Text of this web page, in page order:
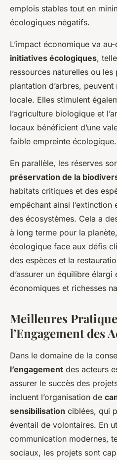
emplois stables tout en
écologiques négatifs.
L’impact économique va
initiatives écologiques,
ressources naturelles ou
plantation d’arbres, peuvent
locale. Elles stimulent
l’agriculture biologique et
locaux bénéficient d’une
faible empreinte écologique.
En parallèle, les réserves
préservation de la
habitats critiques et des
empêchant ainsi
des écosystèmes. Cela a
à long terme pour la
écologique face aux défis
des espèces et la
d’assurer un équilibre
économiques et richesses
Meilleures
l’Engagement des
Dans le domaine de la
l’engagement des acteurs
assurer le succès des
incluent l’organisation de
sensibilisation ciblées, qui
éventail de volontaires. En
communication modernes,
sociaux, les projets sont